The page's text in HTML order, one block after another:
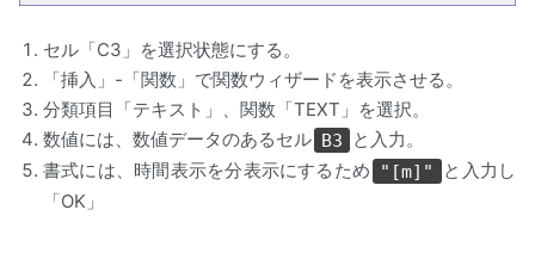
セル「C3」を選択状態にする。
「挿入」-「関数」で関数ウィザードを表示させる。
分類項目「テキスト」、関数「TEXT」を選択。
数値には、数値データのあるセル B3
と入力。
書式には、時間表示を分表示にするため
"[m]"
と入力し
「OK」